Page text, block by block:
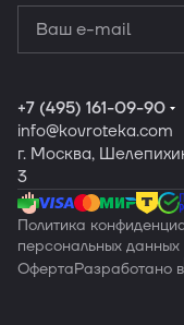
конфиденциальности
персональных данных
+7 (495) 161-09-90
info@kovroteka.com
г. Москва,
3
Политика
персональных данных
ОфертаРазработано в